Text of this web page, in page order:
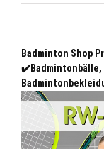
Badminton Shop
✔️Badmintonbälle,